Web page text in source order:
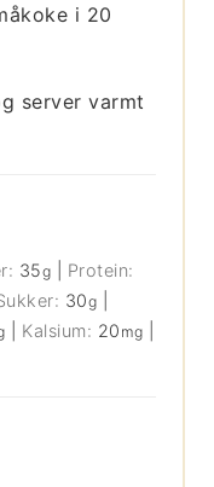
i 20
server varmt
35g
Protein:
30g
Kalsium: 20 mg